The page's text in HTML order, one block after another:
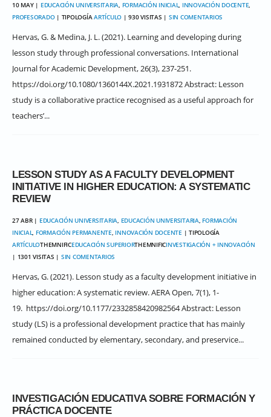
10 MAY | EDUCACIÓN UNIVERSITARIA, FORMACIÓN INICIAL, INNOVACIÓN DOCENTE,
PROFESORADO| TIPOLOGÍAARTÍCULO | 930 VISITAS | SIN COMENTARIOS
Hervas, G. & Medina, J. L. (2021). Learning and developing during
lesson study through professional conversations. International
Journal for Academic Development, 26(3), 237-251.
https://doi.org/10.1080/1360144X.2021.1931872 Abstract: Lesson
study is a collaborative practice recognised as a useful approach for
teachers’...
LESSON STUDY AS A FACULTY DEVELOPMENT
INITIATIVE IN HIGHER EDUCATION: A SYSTEMATIC
REVIEW
27 ABR | EDUCACIÓN UNIVERSITARIA, EDUCACIÓN UNIVERSITARIA, FORMACIÓN
INICIAL, FORMACIÓN PERMANENTE, INNOVACIÓN DOCENTE | TIPOLOGÍA
ARTÍCULOTHEMNIFICEDUCACIÓN SUPERIORTHEMNIFICINVESTIGACIÓN + INNOVACIÓN
| 1301 VISITAS | SIN COMENTARIOS
Hervas, G. (2021). Lesson study as a faculty development initiative in
higher education: A systematic review. AERA Open, 7(1), 1-
19. https://doi.org/10.1177/2332858420982564 Abstract: Lesson
study (LS) is a professional development practice that has mainly
remained conducted by elementary, secondary, and preservice...
INVESTIGACIÓN EDUCATIVA SOBRE FORMACIÓN Y
PRÁCTICA DOCENTE